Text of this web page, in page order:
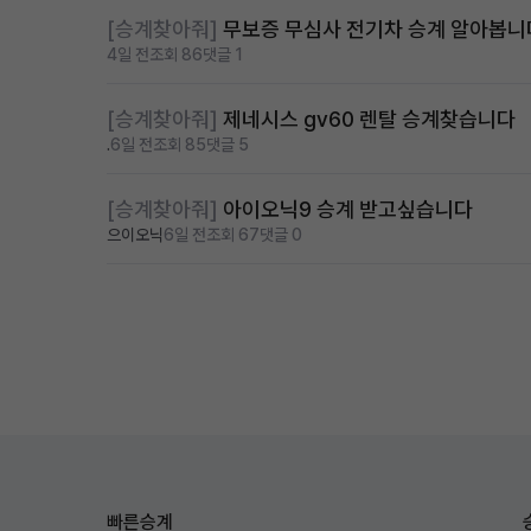
[승계찾아줘] 무보증 무심사 전기차 승계 알아봅니
4일 전조회 86댓글 1
[승계찾아줘] 제네시스 gv60 렌탈 승계찾습니다
.6일 전조회 85댓글 5
[승계찾아줘] 아이오닉9 승계 받고싶습니다
으이오닉6일 전조회 67댓글 0
빠른승계